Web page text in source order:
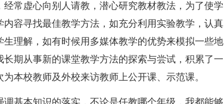
常虚心向别人请教，潜心研究教材教法，为了使学
容寻找最佳教学方法，如充分利用实验教学，认真
理解，如有时候用多媒体教学的优势来模拟一些地
期从事新的课堂教学方法的探索与尝试，积累了一
本校教师及外校来访教师上公开课、示范课。
基本知识的落实，不论是任教哪个年级，我都能够